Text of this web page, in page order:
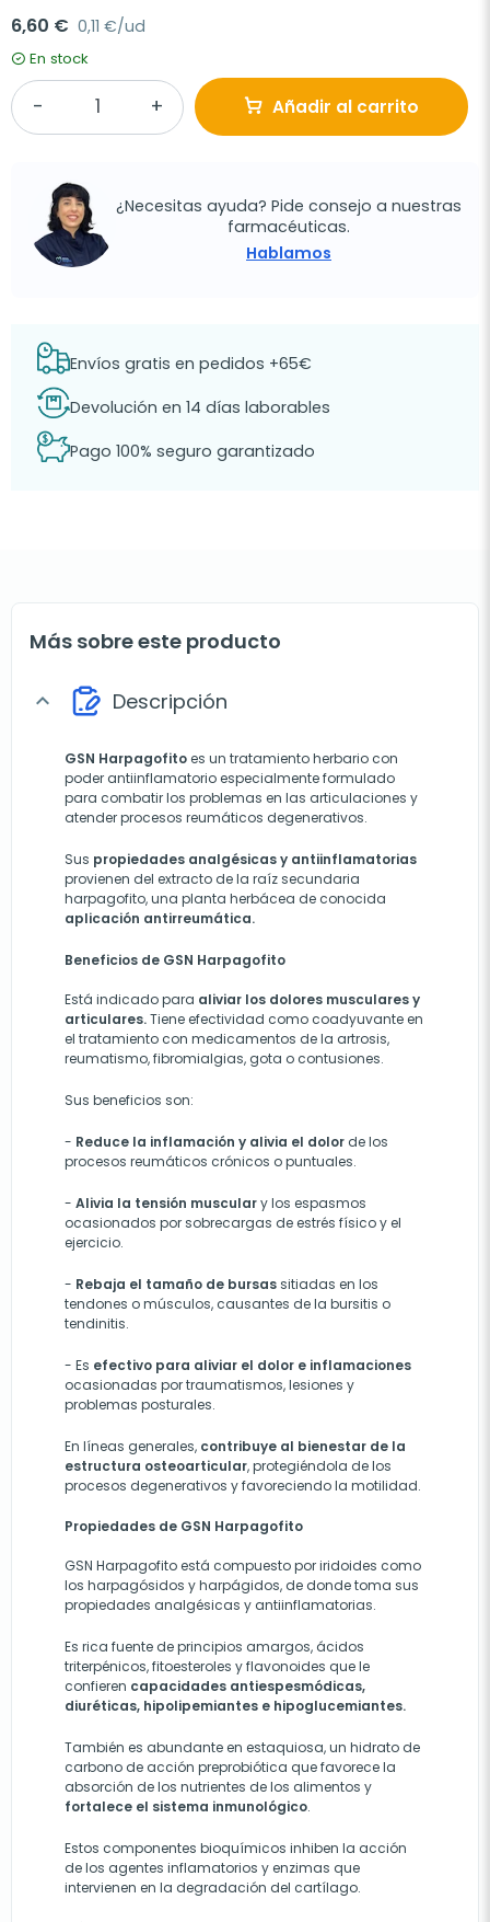
6,60 € 0,11 €/ud
En stock
Añadir al carrito
¿Necesitas ayuda? Pide consejo a nuestras
farmacéuticas.
Hablamos
Envíos gratis en pedidos +65€
Devolución en 14 días laborables
Pago 100% seguro garantizado
Más sobre este producto
expand_more Descripción
GSN Harpagofitoes un tratamiento herbario con
poder antiinflamatorio especialmente formulado
para combatir los problemas en las articulaciones y
atender procesos reumáticos degenerativos.
Sus propiedades analgésicas y antiinflamatorias
provienen del extracto de la raíz secundaria
harpagofito, una planta herbácea de conocida
aplicación antirreumática.
Beneficios de GSN Harpagofito
Está indicado para aliviar los dolores musculares y
articulares.Tiene efectividad como coadyuvante en
el tratamiento con medicamentos de la artrosis,
reumatismo, fibromialgias, gota o contusiones.
Sus beneficios son:
- Reduce la inflamación y alivia el dolor de los
procesos reumáticos crónicos o puntuales.
- Alivia la tensión musculary los espasmos
ocasionados por sobrecargas de estrés físico y el
ejercicio.
- Rebaja el tamaño de bursassitiadas en los
tendones o músculos, causantes de la bursitis o
tendinitis.
- Es efectivo para aliviar el dolor e inflamaciones
ocasionadas por traumatismos, lesiones y
problemas posturales.
En líneas generales, contribuye al bienestar de la
estructura osteoarticular, protegiéndola de los
procesos degenerativos y favoreciendo la motilidad.
Propiedades de GSN Harpagofito
GSN Harpagofito está compuesto por iridoides como
los harpagósidos y harpágidos, de donde toma sus
propiedades analgésicas y antiinflamatorias.
Es rica fuente de principios amargos, ácidos
triterpénicos, fitoesteroles y flavonoides que le
confieren capacidades antiespesmódicas,
diuréticas, hipolipemiantes e hipoglucemiantes.
También es abundante en estaquiosa, un hidrato de
carbono de acción preprobiótica que favorece la
absorción de los nutrientes de los alimentos y
fortalece el sistema inmunológico.
Estos componentes bioquímicos inhiben la acción
de los agentes inflamatorios y enzimas que
intervienen en la degradación del cartílago.